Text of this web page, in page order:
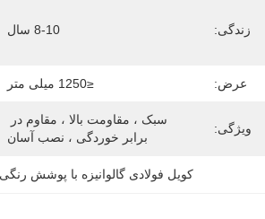
زندگی: 8-10 سال
عرض: ≤1250 میلی متر
ویژگی:
برابر خوردگی ، نصب آسان
کویل فولادی گالوانیزه با پوشش رنگی